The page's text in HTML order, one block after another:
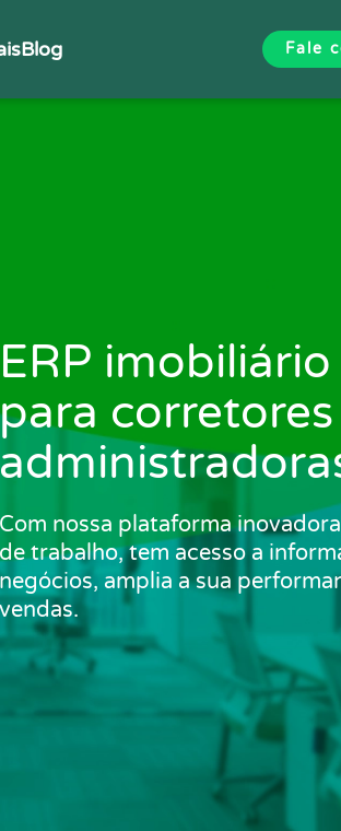
Blog Fale
ERP
para corretores
Com nossa plataforma
de trabalho, tem acesso a
negócios, amplia a sua
vendas.